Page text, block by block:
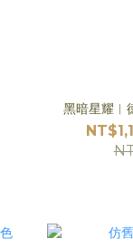
黑暗星耀︱